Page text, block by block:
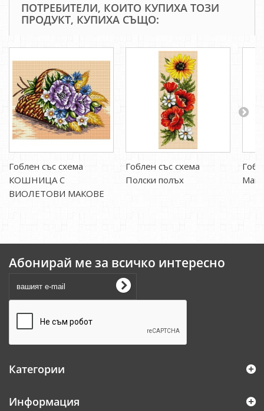
ПОТРЕБИТЕЛИ, КОИТО КУПИХА ТОЗИ
ПРОДУКТ, КУПИХА СЪЩО:
Гоблен със схема
КОШНИЦА С
ВИОЛЕТОВИ МАКОВЕ
Гоблен със схема
Полски полъх
Абонирай ме за всичко интересно
Категории
Информация